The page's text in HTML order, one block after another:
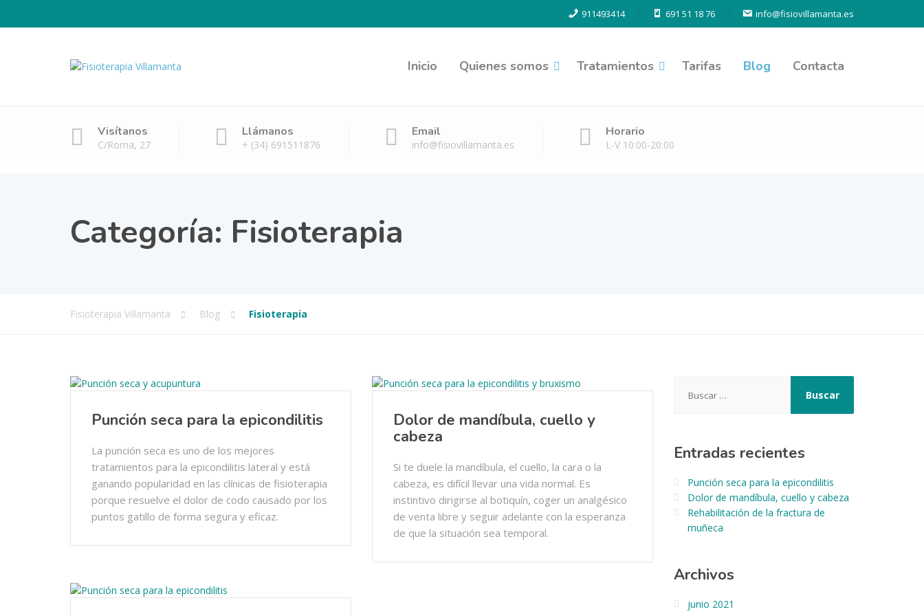
911493414 691 51 18 76 info@fisiovillamanta.es
Inicio Quienes somos Tratamientos Tarifas Blog Contacta
Visítanos
C/Roma, 27
Llámanos
+ (34) 691511876
Email
info@fisiovillamanta.es
Horario
L-V 10:00-20:00
Categoría: Fisioterapia
Fisioterapia Villamanta Blog Fisioterapia
Punción seca para la epicondilitis
La punción seca es uno de los mejores
tratamientos para la epicondilitis lateral y está
ganando popularidad en las clínicas de fisioterapia
porque resuelve el dolor de codo causado por los
puntos gatillo de forma segura y eficaz.
Dolor de mandíbula, cuello y
cabeza
Si te duele la mandíbula, el cuello, la cara o la
cabeza, es difícil llevar una vida normal. Es
instintivo dirigirse al botiquín, coger un analgésico
de venta libre y seguir adelante con la esperanza
de que la situación sea temporal.
Entradas recientes
Punción seca para la epicondilitis
Dolor de mandíbula, cuello y cabeza
Rehabilitación de la fractura de
muñeca
Archivos
junio 2021